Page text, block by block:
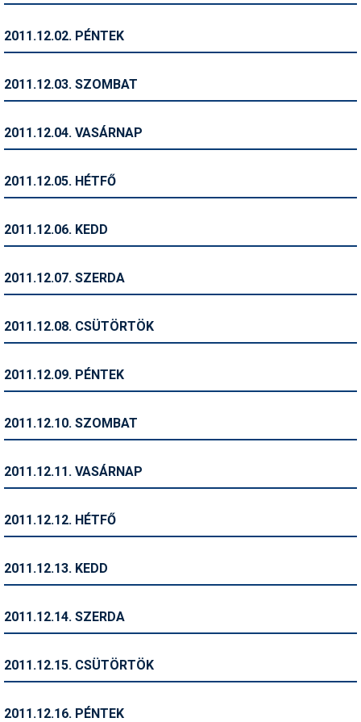
Ingatlan
Kerékpár
Magazinok
Pályázatok
Síbérletárak
Sífelszerelés
Símánia
2011.12.02. PÉNTEK
2011.12.03. SZOMBAT
2011.12.04. VASÁRNAP
2011.12.05. HÉTFŐ
2011.12.06. KEDD
2011.12.07. SZERDA
2011.12.08. CSÜTÖRTÖK
2011.12.09. PÉNTEK
2011.12.10. SZOMBAT
2011.12.11. VASÁRNAP
2011.12.12. HÉTFŐ
2011.12.13. KEDD
2011.12.14. SZERDA
2011.12.15. CSÜTÖRTÖK
2011.12.16. PÉNTEK